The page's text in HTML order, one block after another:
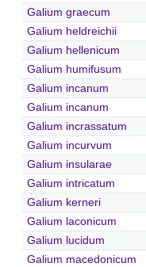
Galium graecum
Galium heldreichii
Galium hellenicum
Galium humifusum
Galium incanum
Galium incanum
Galium incrassatum
Galium incurvum
Galium insularae
Galium intricatum
Galium kerneri
Galium laconicum
Galium lucidum
Galium macedonicum